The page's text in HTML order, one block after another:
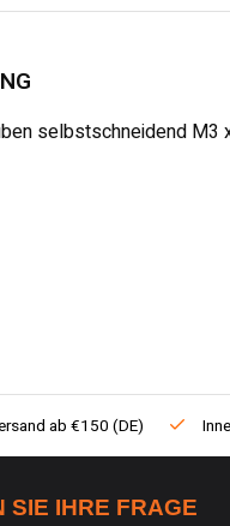
selbstschneidend M3
ab €150 (DE)
SIE IHRE FRAGE